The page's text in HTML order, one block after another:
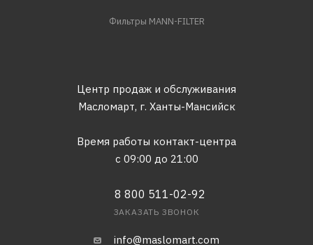
Фильтры MANN-FILTER
Центр продаж и обслуживания
Масломарт, г. Ханты-Мансийск
Время работы контакт-центра
с 09:00 до 21:00
8 800 511-02-92
ЗАКАЗАТЬ ЗВОНОК
info@maslomart.com